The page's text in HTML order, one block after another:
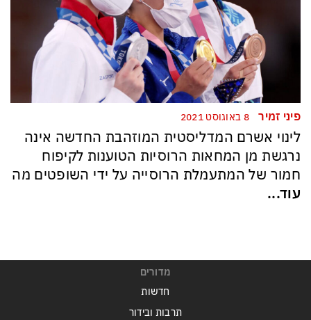
פיני זמיר 8 באוגוסט 2021
לינוי אשרם המדליסטית המוזהבת החדשה אינה
נרגשת מן המחאות הרוסיות הטוענות לקיפוח
חמור של המתעמלת הרוסייה על ידי השופטים מה
עוד...
מדורים
חדשות
תרבות ובידור